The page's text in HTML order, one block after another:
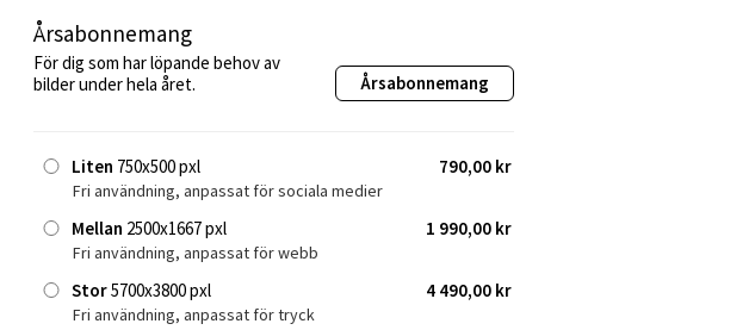
Årsabonnemang
För dig som har löpande behov av
bilder under hela året.
Årsabonnemang
Liten 750x500 pxl 790,00 kr
Fri användning, anpassat för sociala medier
Mellan 2500x1667 pxl 1 990,00 kr
Fri användning, anpassat för webb
Stor5700x3800 pxl 4 490,00 kr
Fri användning, anpassat för tryck